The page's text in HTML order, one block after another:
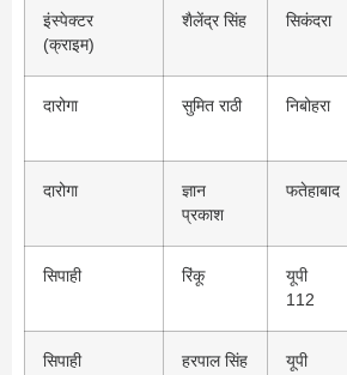
इंस्पेक्टर
(क्राइम)
शैलेंद्र सिंह सिकंदरा
दारोगा सुमित राठी निबोहरा
दारोगा
ज्ञान
प्रकाश
फतेहाबाद
सिपाही रिंकू
यूपी
112
सिपाही हरपाल सिंह
यूपी